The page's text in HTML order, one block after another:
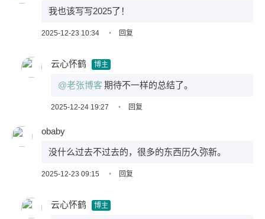
我也该写写2025了！
2025-12-23 10:34 • 回复
云心怀鹤 博主
@老张博客 期待不一样的总结了。
2025-12-24 19:27 • 回复
obaby
没什么过去不过去的，很多的东西历久弥新。
2025-12-23 09:15 • 回复
云心怀鹤 博主